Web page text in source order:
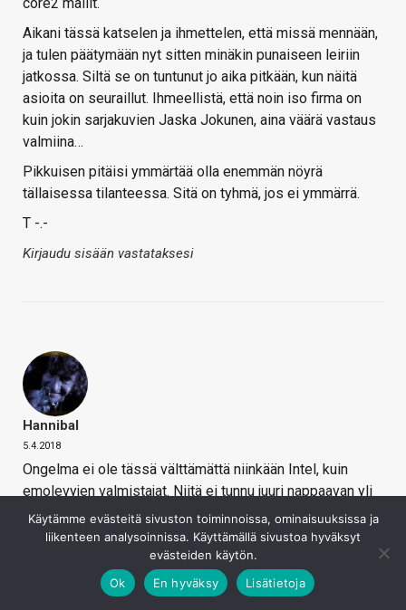
core2 mallit.
Aikani tässä katselen ja ihmettelen, että missä mennään,
ja tulen päätymään nyt sitten minäkin punaiseen leiriin
jatkossa. Siltä se on tuntunut jo aika pitkään, kun näitä
asioita on seuraillut. Ihmeellistä, että noin iso firma on
kuin jokin sarjakuvien Jaska Jokunen, aina väärä vastaus
valmiina…
Pikkuisen pitäisi ymmärtää olla enemmän nöyrä
tällaisessa tilanteessa. Sitä on tyhmä, jos ei ymmärrä.
T -.-
Kirjaudu sisään vastataksesi
Hannibal
5.4.2018
Ongelma ei ole tässä välttämättä niinkään Intel, kuin
emolevyjen valmistajat. Niitä ei tunnu juuri nappaavan yli
kolme vuotta vanhojen emojen ajureiden ja biosin
päivittäminen…
ja jep, kyllä 5-10 vuotta vanhassa prossissa on ihan
tarpeeksi potkua nykypäivänäkin. Mutta kaikki yli kolme
vuotta vanha elektroniikka on myyjien mielestä serriä!
Käytämme evästeitä sivuston toiminnoissa, ominaisuuksissa ja
liikenteen analysoinnissa. Käyttämällä sivustoa hyväksyt
evästeiden käytön.
Ok
En hyväksy Lisätietoja